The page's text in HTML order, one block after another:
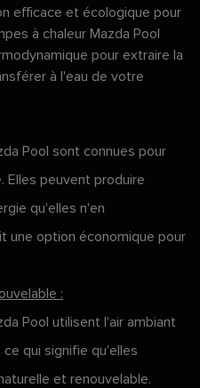
efficace et écologique pour
à chaleur Mazda Pool
pour extraire la
à l'eau de votre
Pool sont connues pour
Elles peuvent produire
qu'elles n'en
une option économique pour
:
Pool utilisent l'air ambiant
ce qui signifie qu'elles
et renouvelable.